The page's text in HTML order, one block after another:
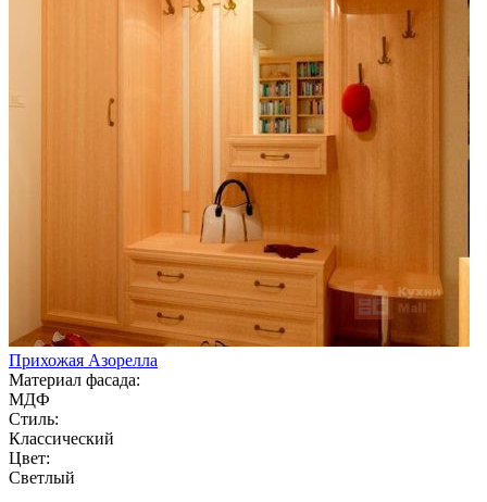
Прихожая Азорелла
Материал фасада:
МДФ
Стиль:
Классический
Цвет:
Светлый